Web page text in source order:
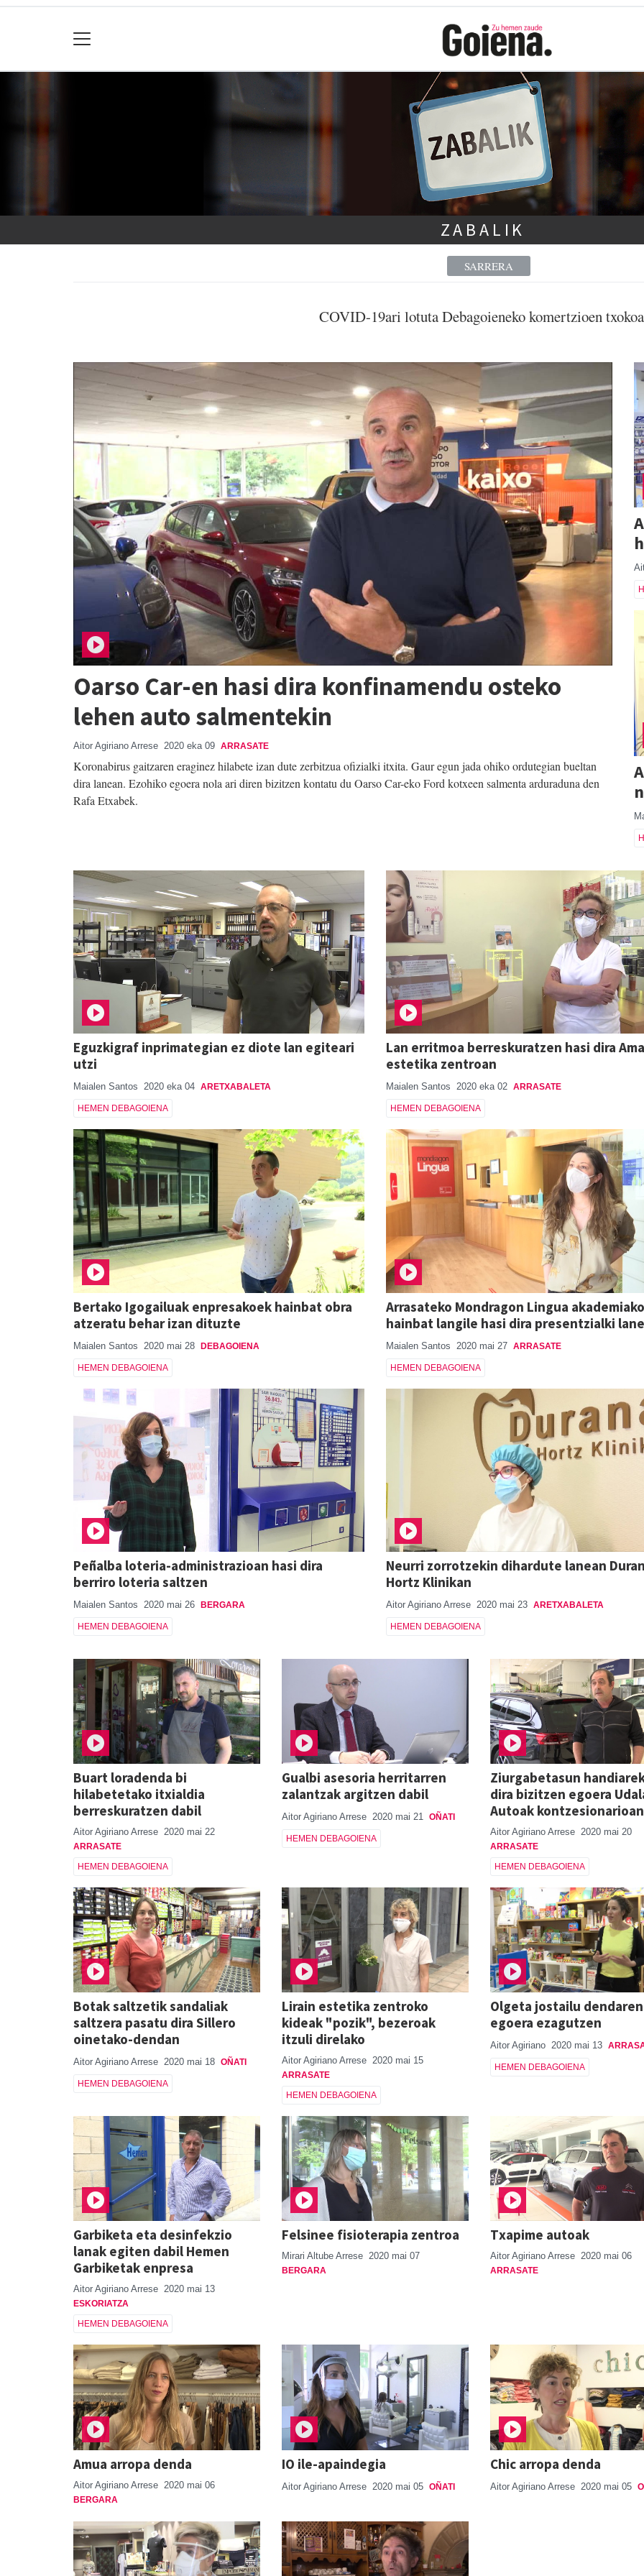
ZABALIK
SARRERA
COVID-19ari lotuta Debagoieneko komertzioen
Oarso Car-en hasi dira konfinamendu osteko
lehen auto salmentekin
Aitor Agiriano Arrese 2020 eka 09 ARRASATE
Koronabirus gaitzaren eraginez hilabete izan dute zerbitzua ofizialki itxita. Gaur egun jada ohiko ordutegian bueltan
dira lanean. Ezohiko egoera nola ari diren bizitzen kontatu du Oarso Car-eko Ford kotxeen salmenta arduraduna den
Rafa Etxabek.
Eguzkigraf inprimategian ez diote lan egiteari
utzi
Maialen Santos 2020 eka 04 ARETXABALETA
HEMEN DEBAGOIENA
Lan erritmoa berreskuratzen hasi dira
estetika zentroan
Maialen Santos 2020 eka 02 ARRASATE
HEMEN DEBAGOIENA
Bertako Igogailuak enpresakoek hainbat obra
atzeratu behar izan dituzte
Maialen Santos 2020 mai 28 DEBAGOIENA
HEMEN DEBAGOIENA
Arrasateko Mondragon Lingua akademiako
hainbat langile hasi dira presentzialki
Maialen Santos 2020 mai 27 ARRASATE
HEMEN DEBAGOIENA
Peñalba loteria-administrazioan hasi dira
berriro loteria saltzen
Maialen Santos 2020 mai 26 BERGARA
HEMEN DEBAGOIENA
Neurri zorrotzekin dihardute lanean
Hortz Klinikan
Aitor Agiriano Arrese 2020 mai 23 ARETXABALETA
HEMEN DEBAGOIENA
Buart loradenda bi
hilabetetako itxialdia
berreskuratzen dabil
Aitor Agiriano Arrese 2020 mai 22
ARRASATE
HEMEN DEBAGOIENA
Gualbi asesoria herritarren
zalantzak argitzen dabil
Aitor Agiriano Arrese 2020 mai 21 OÑATI
HEMEN DEBAGOIENA
Ziurgabetasun
dira bizitzen egoera
Autoak kontzesionarioan
Aitor Agiriano Arrese 2020 mai 20
ARRASATE
HEMEN DEBAGOIENA
Botak saltzetik sandaliak
saltzera pasatu dira Sillero
oinetako-dendan
Aitor Agiriano Arrese 2020 mai 18 OÑATI
HEMEN DEBAGOIENA
Lirain estetika zentroko
kideak "pozik", bezeroak
itzuli direlako
Aitor Agiriano Arrese 2020 mai 15
ARRASATE
HEMEN DEBAGOIENA
Olgeta jostailu dendaren
egoera ezagutzen
Aitor Agiriano 2020 mai 13
HEMEN DEBAGOIENA
Garbiketa eta desinfekzio
lanak egiten dabil Hemen
Garbiketak enpresa
Aitor Agiriano Arrese 2020 mai 13
ESKORIATZA
HEMEN DEBAGOIENA
Felsinee fisioterapia zentroa
Mirari Altube Arrese 2020 mai 07
BERGARA
Txapime autoak
Aitor Agiriano Arrese 2020 mai 06
ARRASATE
Amua arropa denda
Aitor Agiriano Arrese 2020 mai 06
BERGARA
IO ile-apaindegia
Aitor Agiriano Arrese 2020 mai 05 OÑATI
Chic arropa denda
Aitor Agiriano Arrese 2020 mai 05